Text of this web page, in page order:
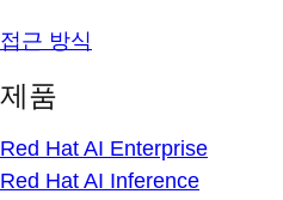
접근 방식
제품
Red Hat AI Enterprise
Red Hat AI Inference